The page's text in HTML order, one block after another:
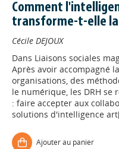
Comment
transforme-t-elle la
Cécile DEJOUX
Dans Liaisons sociales
Après avoir accompagné
organisations, des
le numérique, les DRH se
: faire accepter aux
solutions d'intelligence
Ajouter au panier